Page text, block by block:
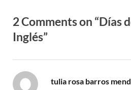
2 Comments on “Días
Inglés”
tulia rosa barros